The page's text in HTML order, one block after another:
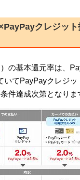
クレジッ
の基本還元率は、
いてPayPayクレジッ
件達成次第となりま